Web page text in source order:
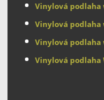
Vinylová podlaha
Vinylová podlaha
Vinylová podlaha
Vinylová podlaha